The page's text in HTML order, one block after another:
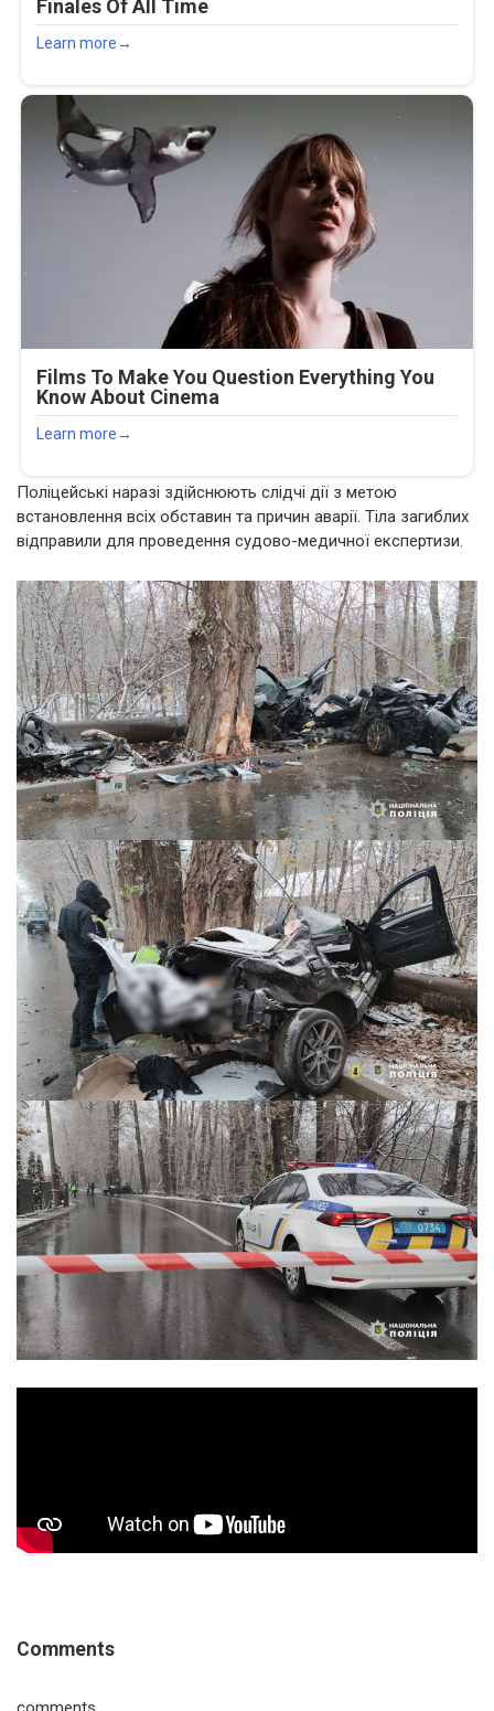
Поліцейські наразі здійснюють слідчі дії з метою
встановлення всіх обставин та причин аварії. Тіла загиблих
відправили для проведення судово-медичної експертизи.
Comments